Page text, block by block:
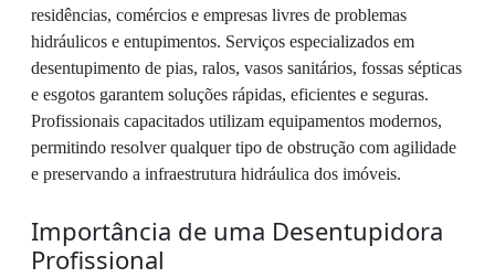
residências, comércios e empresas livres de problemas
hidráulicos e entupimentos. Serviços especializados em
desentupimento de pias, ralos, vasos sanitários, fossas sépticas
e esgotos garantem soluções rápidas, eficientes e seguras.
Profissionais capacitados utilizam equipamentos modernos,
permitindo resolver qualquer tipo de obstrução com agilidade
e preservando a infraestrutura hidráulica dos imóveis.
Importância de uma Desentupidora
Profissional